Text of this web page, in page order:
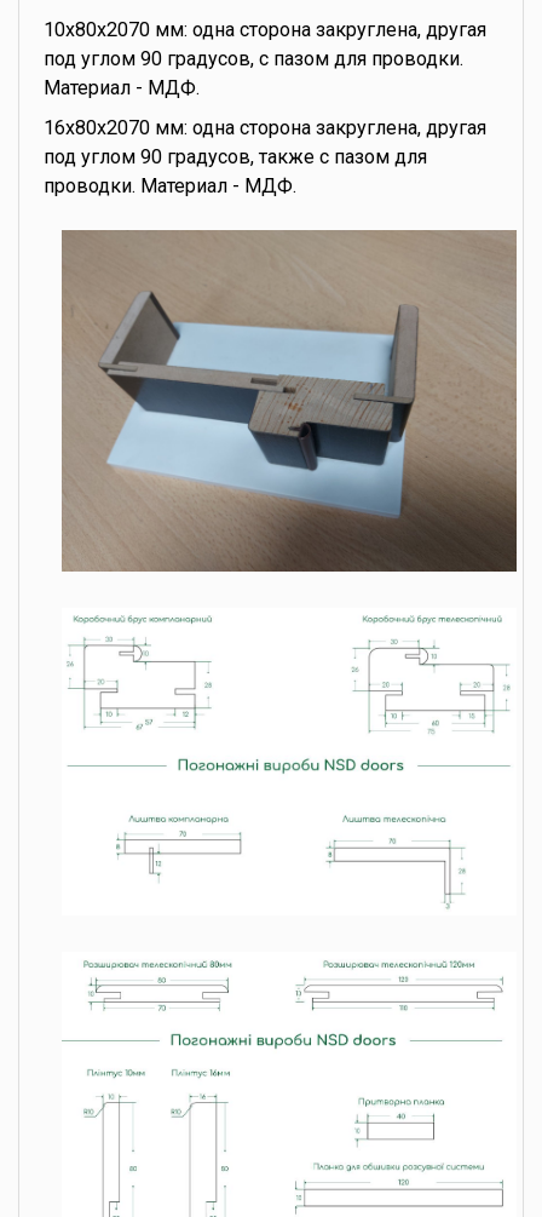
10x80x2070 мм: одна сторона закруглена, другая
под углом 90 градусов, с пазом для проводки.
Материал - МДФ.
16x80x2070 мм: одна сторона закруглена, другая
под углом 90 градусов, также с пазом для
проводки. Материал - МДФ.